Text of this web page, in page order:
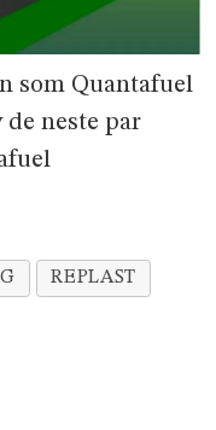
som Quantafuel
de neste par
REPLAST